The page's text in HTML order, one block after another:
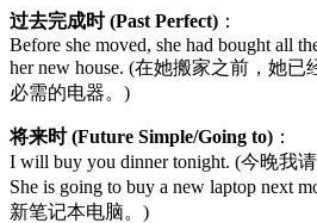
过去完成时 (Past Perfect) ：
Before she moved, she had bought all
her new house. (在她搬家之前，她
必需的电器。)
将来时 (Future Simple/Going to) ：
I will buy you dinner tonight. (今晚我
She is going to buy a new laptop next
新笔记本电脑。)